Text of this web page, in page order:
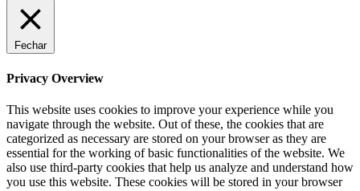
Fechar
Privacy Overview
This website uses cookies to improve your experience while you
navigate through the website. Out of these, the cookies that are
categorized as necessary are stored on your browser as they are
essential for the working of basic functionalities of the website. We
also use third-party cookies that help us analyze and understand how
you use this website. These cookies will be stored in your browser